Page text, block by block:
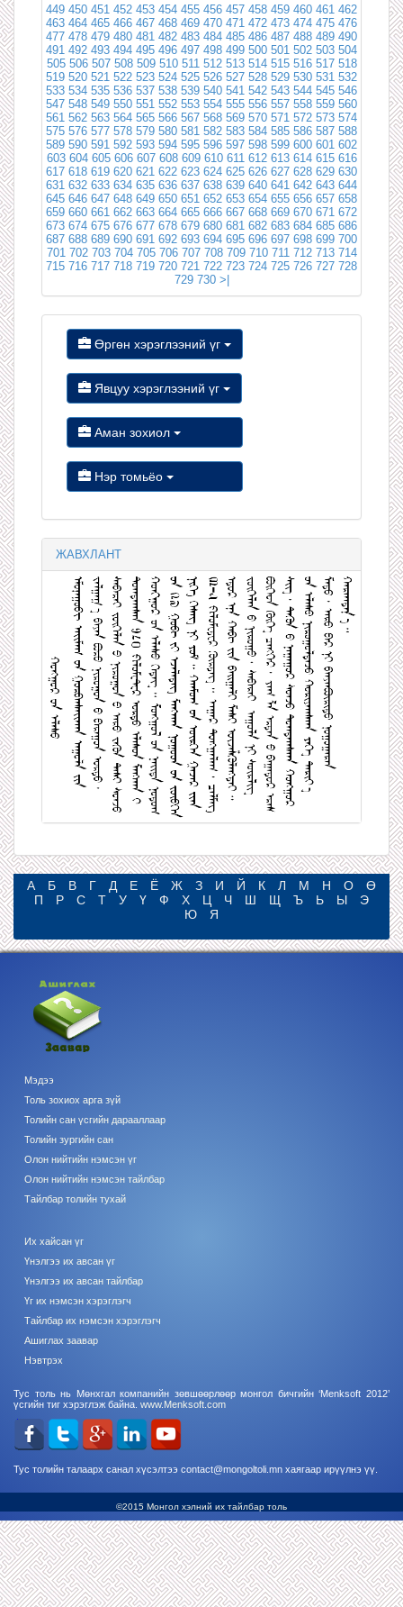
449 450 451 452 453 454 455 456 457 458 459 460 461 462
463 464 465 466 467 468 469 470 471 472 473 474 475 476
477 478 479 480 481 482 483 484 485 486 487 488 489 490
491 492 493 494 495 496 497 498 499 500 501 502 503 504
505 506 507 508 509 510 511 512 513 514 515 516 517 518
519 520 521 522 523 524 525 526 527 528 529 530 531 532
533 534 535 536 537 538 539 540 541 542 543 544 545 546
547 548 549 550 551 552 553 554 555 556 557 558 559 560
561 562 563 564 565 566 567 568 569 570 571 572 573 574
575 576 577 578 579 580 581 582 583 584 585 586 587 588
589 590 591 592 593 594 595 596 597 598 599 600 601 602
603 604 605 606 607 608 609 610 611 612 613 614 615 616
617 618 619 620 621 622 623 624 625 626 627 628 629 630
631 632 633 634 635 636 637 638 639 640 641 642 643 644
645 646 647 648 649 650 651 652 653 654 655 656 657 658
659 660 661 662 663 664 665 666 667 668 669 670 671 672
673 674 675 676 677 678 679 680 681 682 683 684 685 686
687 688 689 690 691 692 693 694 695 696 697 698 699 700
701 702 703 704 705 706 707 708 709 710 711 712 713 714
715 716 717 718 719 720 721 722 723 724 725 726 727 728
729 730 >|
Өргөн хэрэглээний үг
Явцуу хэрэглээний үг
Аман зохиол
Нэр томьёо
ЖАВХЛАНТ
А Б В Г Д Е Ё Ж З И Й К Л М Н О
Ө
П
Р С Т У Ү Ф Х Ц Ч Ш Щ Ъ Ь Ы
Э
Ю
Я
Мэдээ
Толь зохиох арга зүй
Толийн сан үсгийн дарааллаар
Толийн зургийн сан
Олон нийтийн нэмсэн үг
Олон нийтийн нэмсэн тайлбар
Тайлбар толийн тухай
Их хайсан үг
Үнэлгээ их авсан үг
Үнэлгээ их авсан тайлбар
Үг их нэмсэн хэрэглэгч
Тайлбар их нэмсэн хэрэглэгч
Ашиглах заавар
Нэвтрэх
Тус толь нь Мөнхгал компанийн зөвшөөрлөөр монгол бичгийн ‘Menksoft 2012’
үсгийн тиг хэрэглэж байна. www.Menksoft.com
Тус толийн талаарх санал хүсэлтээ contact@mongoltoli.mn хаягаар ирүүлнэ үү.
©2015 Монгол хэлний их тайлбар толь